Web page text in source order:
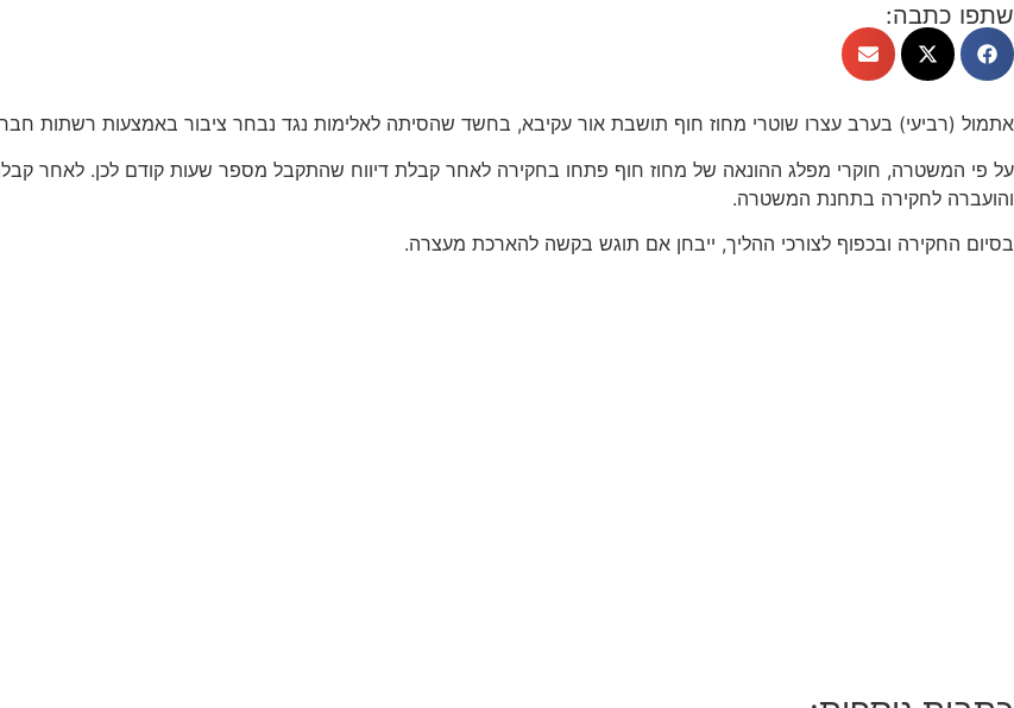
שתפו כתבה:
אתמול (רביעי) בערב עצרו שוטרי מחוז חוף תושבת אור עקיבא, בחשד שהסיתה לאלימות נגד נבחר ציבור באמצעות רשתות
על פי המשטרה, חוקרי מפלג ההונאה של מחוז חוף פתחו בחקירה לאחר קבלת דיווח שהתקבל מספר שעות קודם לכן. לאחר
והועברה לחקירה בתחנת המשטרה.
בסיום החקירה ובכפוף לצורכי ההליך, ייבחן אם תוגש בקשה להארכת מעצרה.